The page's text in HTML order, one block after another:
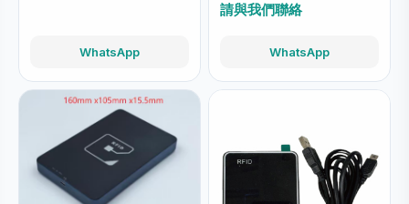
WhatsApp
請與我們聯絡
WhatsApp